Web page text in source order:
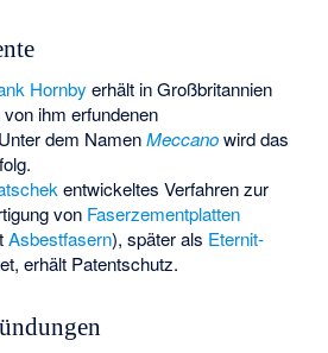
Hornby erhält in Großbritannien
ihm erfundenen
dem NamenMeccanowird das
entwickeltes Verfahren zur
von Faserzementplatten
Asbestfasern), später als Eternit-
erhält Patentschutz.